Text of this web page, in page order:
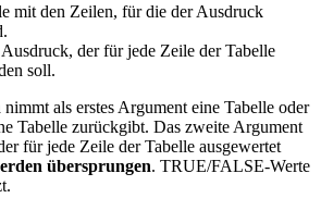
mit den Zeilen, für die der Ausdruck
der für jede Zeile der Tabelle
soll.
nimmt als erstes Argument eine Tabelle oder
Tabelle zurückgibt. Das zweite Argument
für jede Zeile der Tabelle ausgewertet
übersprungen. TRUE/FALSE-Werte